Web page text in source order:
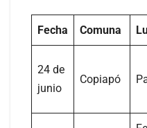
Fecha Comuna
24 de
junio
Copiapó